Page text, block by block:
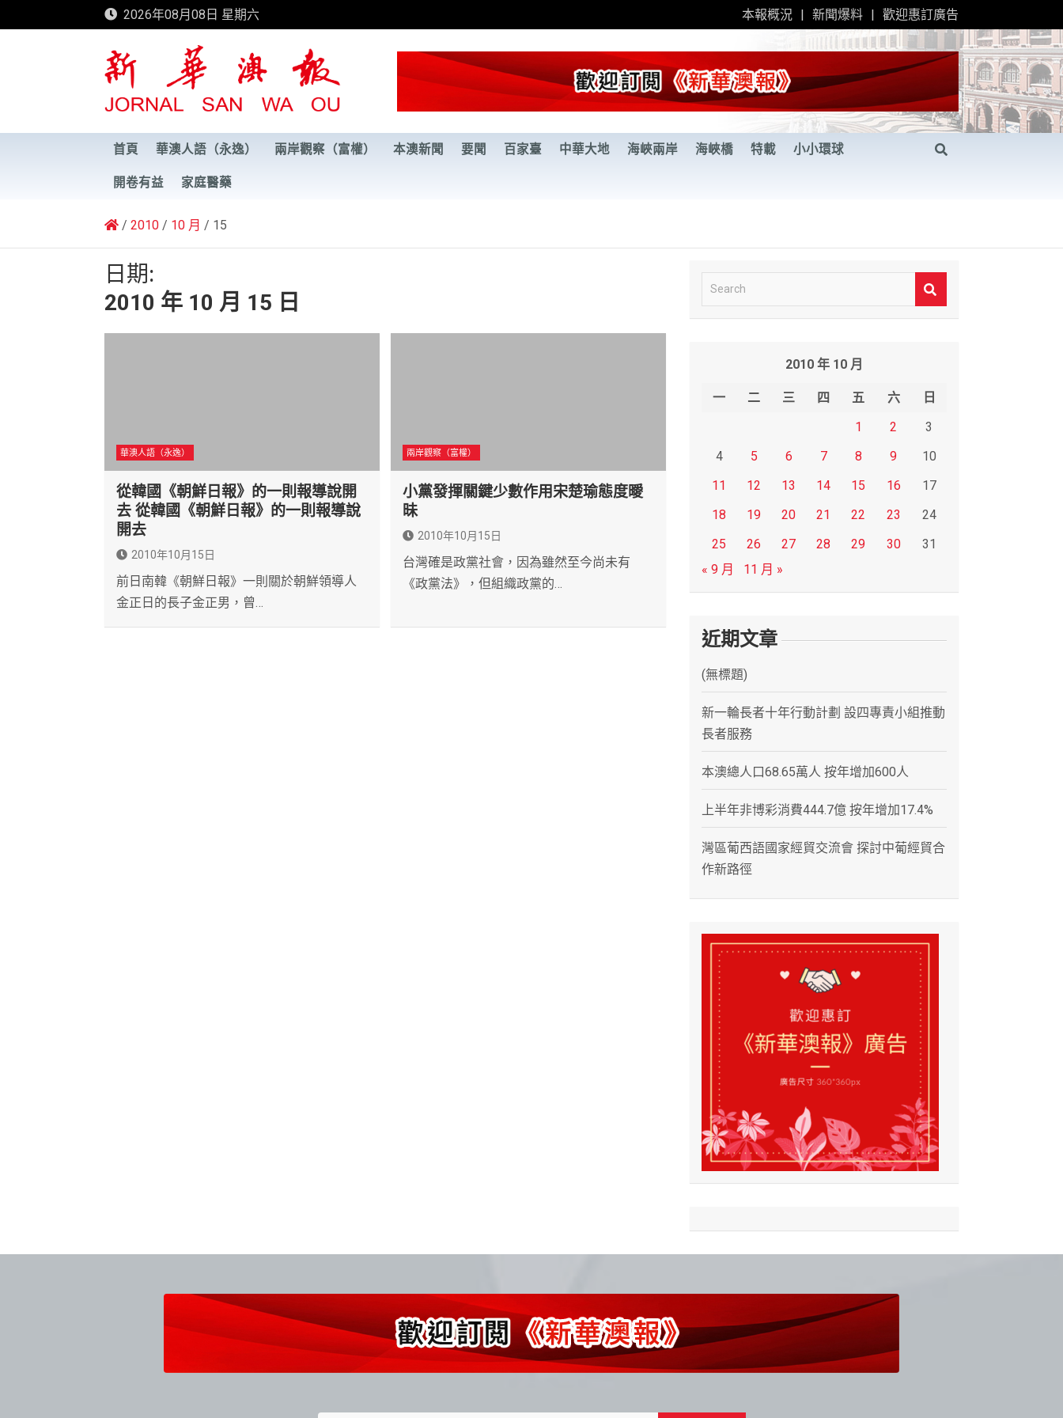
to
2026年08月08日 星期六 本報概況 新聞爆料 歡迎惠訂廣告
新華澳報
首頁 華澳人語（永逸） 兩岸觀察（富權） 本澳新聞 要聞 百家臺 中華大地 海峽兩岸 海峽橋 特載 小小環球
開卷有益 家庭醫藥
2010 10 月 15
日期:
2010 年 10 月 15 日
華澳人語（永逸）
從韓國《朝鮮日報》的一則報導說開
去 從韓國《朝鮮日報》的一則報導說
開去
2010年10月15日
前日南韓《朝鮮日報》一則關於朝鮮領導人
金正日的長子金正男，曾…
兩岸觀察（富權）
小黨發揮關鍵少數作用宋楚瑜態度曖
昧
2010年10月15日
台灣確是政黨社會，因為雖然至今尚未有
《政黨法》，但組織政黨的…
e
2010 年 10 月
一 二 三 四 五 六
日
1
2
3
4
5 6 7 8 9
10
11
12 13 14 15 16
17
18
19 20 21 22 23
24
25
26 27 28 29 30
31
« 9 月
11 月 »
近期文章
(無標題)
新一輪長者十年行動計劃 設四專責小組推動
長者服務
本澳總人口68.65萬人 按年增加600人
上半年非博彩消費444.7億 按年增加17.4%
灣區葡西語國家經貿交流會 探討中葡經貿合
作新路徑